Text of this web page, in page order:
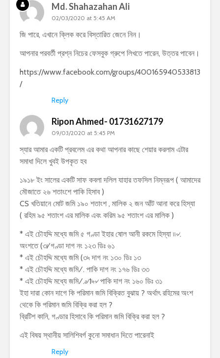
Md. Shahazahan Ali
02/03/2020 at 5:45 AM
জি পারে, এখানে ক্লিক করে বিস্তারিত জেনে নিন।
আপনার পরবর্তী প্রশ্ন নিচের ফেসবুক গ্রুপে লিখতে পারেন, উত্তর পাবেন।
https://www.facebook.com/groups/400165940533813
/
Reply
Ripon Ahmed- 01731627179
09/03/2020 at 5:45 PM
স্যার আমার একটি প্রবলেম এর কথা আপনার কাছে শেয়ার করলাম এটার
সমাধা দিলে খুবই উপকৃত হব
১৯১৮ ইং সালের একটি সাফ কবলা দলিল যাহার তফসিল নিম্নরূপ ( আমাদের
মৌজাতে ২৬ শতাংশে পাকি হিসাব )
CS খতিয়ানে মোট জমি ১৯০ শতাংশ , মালিক ২ জন আঁট আনা করে হিস্যা
( রহিম ৯৫ শতাংশ এর মালিক এবং করিম ৯৫ শতাংশ এর মালিক )
* এই চৌহদ্দি মধ্যে জমি ৫ গণ্ডা ইহার ষোল আনী রকমে হিস্যা ৷৷৵.
অংশতে (৩৷⁄ গণ্ডা দাগ নং ১২৩ ডিঃ ৬১
* এই চৌহদ্দি মধ্যে জমি (৩৸ দাগ নং ১৩০ ডিঃ ১৩
* এই চৌহদ্দি মধ্যে জমি ⁄ . পাকি দাগ নং ১৭৬ ডিঃ ৩৩
* এই চৌহদ্দি মধ্যে জমি ⁄ .৶1৸৵ পাকি দাগ নং ১৬০ ডিঃ ৩১
ইহা দারা কোন দাগে কি পরিমান জমি বিক্রিত বুঝায় ? অর্থাৎ রহিমের অংশ
থেকে কি পরিমান জমি বিক্রি করা হল ?
ব্রিটিশ কানি, গণ্ডার হিসাবে কি পরিমান জমি বিক্রি করা হল ?
এই বিষয় স্থানীয় সালিশিবর্গ কুনো সমাধান দিতে পারেনাই
Reply